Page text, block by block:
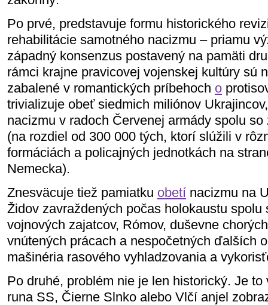
Po prvé, predstavuje formu historického
rehabilitácie samotného nacizmu – priamu
západný konsenzus postavený na pamäti
rámci krajne pravicovej vojenskej kultúry sú
zabalené v romantických príbehoch o
trivializuje obeť siedmich miliónov
nacizmu v radoch Červenej armády spolu
(na rozdiel od 300 000 tých, ktorí slúžili v
formáciách a policajných jednotkách na
Nemecka).
Znesväcuje tiež pamiatku obetí nacizmu na
Židov zavraždených počas holokaustu spolu
vojnových zajatcov, Rómov, duševne
vnútených prácach a nespočetných ďalších
mašinéria rasového vyhladzovania a
Po druhé, problém nie je len historický. Je
runa SS, Čierne Slnko alebo Vlčí anjel